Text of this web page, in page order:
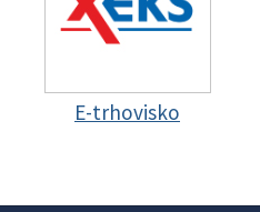
E-trhovisko